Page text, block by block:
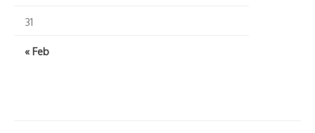
« Feb
31